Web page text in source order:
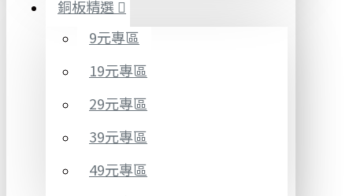
銅板精選
9元專區
19元專區
29元專區
39元專區
49元專區